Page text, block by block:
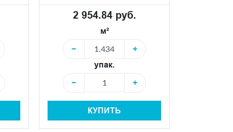
2 954.84 руб.
м²
−
+
упак.
−
+
КУПИТЬ